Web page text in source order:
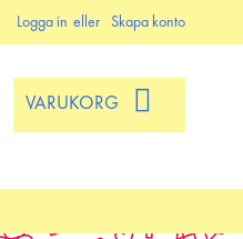
Logga in Skapa konto
VARUKORG